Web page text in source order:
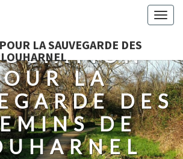
LA SAUVEGARDE DES
LA
DES
DE